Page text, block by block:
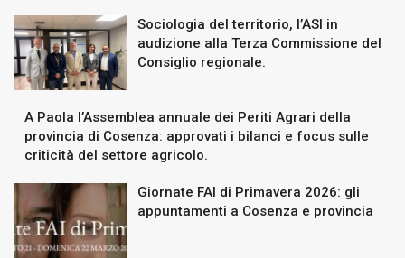
Sociologia del territorio, l’ASI in
audizione alla Terza Commissione del
Consiglio regionale.
A Paola l’Assemblea annuale dei Periti Agrari della
provincia di Cosenza: approvati i bilanci e focus sulle
criticità del settore agricolo.
Giornate FAI di Primavera 2026: gli
appuntamenti a Cosenza e provincia